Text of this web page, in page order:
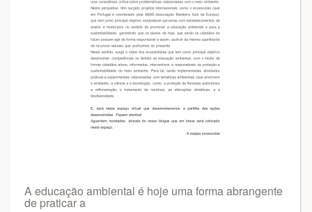
A educação ambiental é hoje uma forma abrangente
de praticar a